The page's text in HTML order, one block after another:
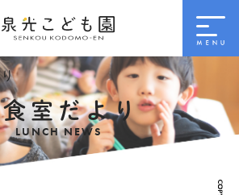
室だより
LUNCH NEWS